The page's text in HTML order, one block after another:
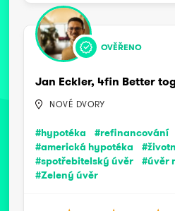
OVĚŘENO
Jan Eckler, 4fin Better
NOVÉ DVORY
#hypotéka
#refinancování
#americká hypotéka
#spotřebitelský úvěr
#úvěr
#Zelený úvěr